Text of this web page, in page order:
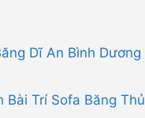
Dĩ An Bình Dương
Bài Trí Sofa Băng